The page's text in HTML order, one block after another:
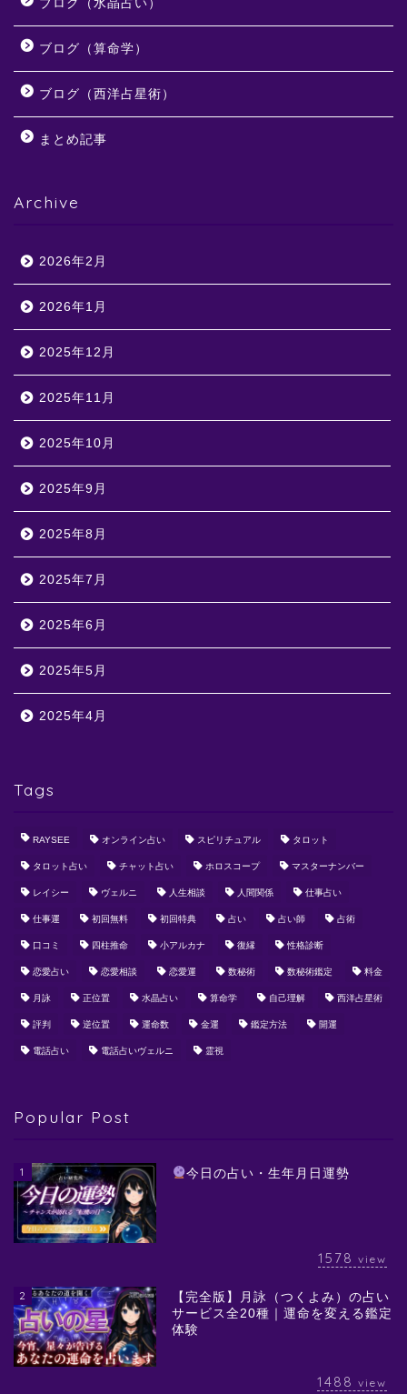
ブログ（水晶占い）
ブログ（算命学）
ブログ（西洋占星術）
まとめ記事
Archive
2026年2月
2026年1月
2025年12月
2025年11月
2025年10月
2025年9月
2025年8月
2025年7月
2025年6月
2025年5月
2025年4月
Tags
RAYSEE オンライン占い スピリチュアル タロット
タロット占い チャット占い ホロスコープ マスターナンバー
レイシー ヴェルニ 人生相談 人間関係 仕事占い
仕事運 初回無料 初回特典 占い 占い師 占術
口コミ 四柱推命 小アルカナ 復縁 性格診断
恋愛占い 恋愛相談 恋愛運 数秘術 数秘術鑑定 料金
月詠 正位置 水晶占い 算命学 自己理解 西洋占星術
評判 逆位置 運命数 金運 鑑定方法 開運
電話占い 電話占いヴェルニ 霊視
Popular Post
1 今日の占い・生年月日運勢
1578 view
2
【完全版】月詠（つくよみ）の占い
サービス全20種｜運命を変える鑑定
体験
1488 view